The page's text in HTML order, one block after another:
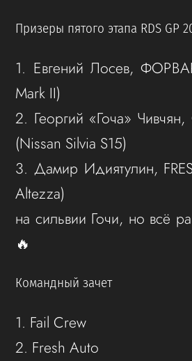
Призеры пятого этапа RDS GP
1. Евгений Лосев,
Mark II)
2. Георгий «Гоча»
(Nissan Silvia S15)
3. Дамир Идиятулин,
Altezza)
на сильвии Гочи, но всё
🔥
Командный зачет
1. Fail Crew
2. Fresh Auto